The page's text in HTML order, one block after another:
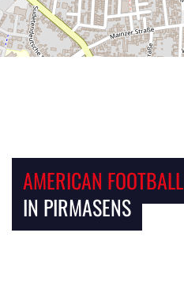
AMERICAN FOOTBALL
IN PIRMASENS